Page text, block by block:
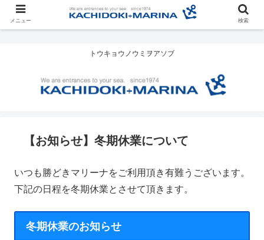
トウキョウノウミヲアソブ
【お知らせ】冬期休業について
いつも勝どきマリーナをご利用頂き有難うございます。
下記の日程を冬期休業とさせて頂きます。
冬期休業のお知らせ
メニュー 検索